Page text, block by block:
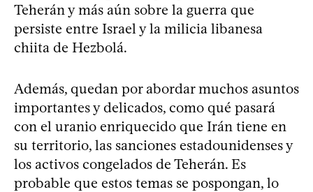
Teherán y más aún sobre la guerra que
persiste entre Israel y la milicia libanesa
chiita de Hezbolá.
Además, quedan por abordar muchos asuntos
importantes y delicados, como qué pasará
con el uranio enriquecido que Irán tiene en
su territorio, las sanciones estadounidenses y
los activos congelados de Teherán. Es
probable que estos temas se pospongan, lo